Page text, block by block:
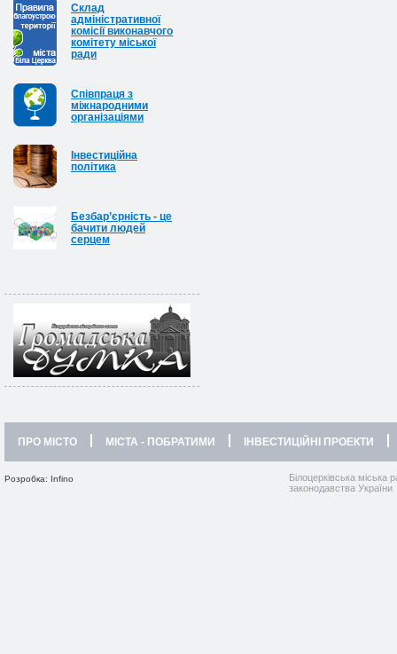
Cклад
адміністративної
комісії виконавчого
комітету міської
ради
Співпраця з
міжнародними
організаціями
Інвестиційна
політика
Безбар’єрність - це
бачити людей
серцем
ПРО МІСТО МІСТА - ПОБРАТИМИ ІНВЕСТИЦІЙНІ ПРОЕКТИ
Розробка: Infino
Білоцерківська міська
законодавства України